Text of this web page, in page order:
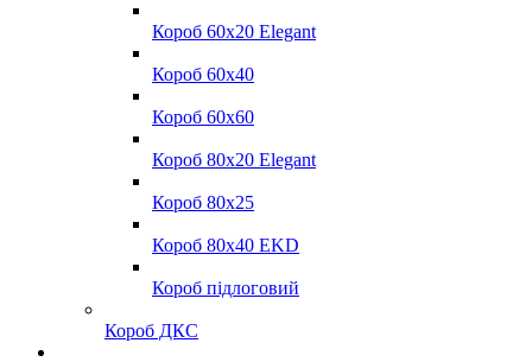
Короб 60x20 Elegant
Короб 60x40
Короб 60x60
Короб 80x20 Elegant
Короб 80x25
Короб 80x40 EKD
Короб підлоговий
Короб ДКС